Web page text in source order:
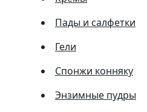
Пады и салфетки
Гели
Спонжи конняку
Энзимные пудры